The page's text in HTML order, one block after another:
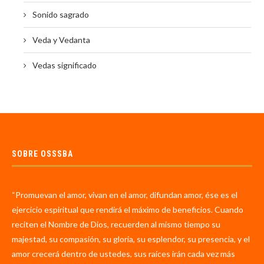
Sonido sagrado
Veda y Vedanta
Vedas significado
SOBRE OSSSBA
“Promuevan el amor, vivan en el amor, difundan amor, ése es el
ejercicio espiritual que rendirá el máximo de beneficios. Cuando
reciten el Nombre de Dios, recuerden al mismo tiempo su
majestad, su compasión, su gloria, su esplendor, su presencia, y el
amor crecerá dentro de ustedes, sus raíces irán cada vez más